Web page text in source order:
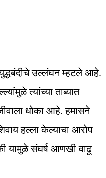
युद्धबंदीचे उल्लंघन म्हटले आहे.
त्यांच्या ताब्यात
धोका आहे. हमासने
हल्ला केल्याचा आरोप
संघर्ष आणखी वाढू